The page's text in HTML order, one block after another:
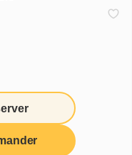
fromage et muffin
de terre
salé.
jambon et sauce